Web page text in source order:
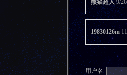
熊猫超人9/
19830126m
用户名